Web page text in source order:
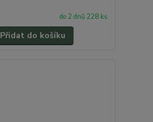
do 2 dnů 228 ks
Přidat do košíku